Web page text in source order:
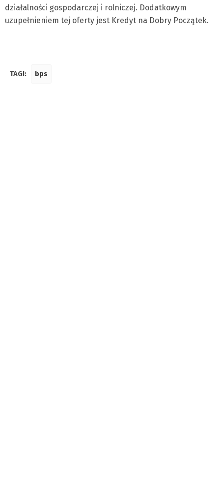
działalności gospodarczej i rolniczej. Dodatkowym
uzupełnieniem tej oferty jest Kredyt na Dobry Początek.
TAGI: bps